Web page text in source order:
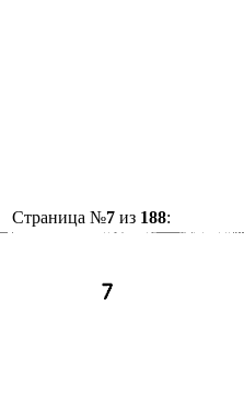
Страница №7из 188: